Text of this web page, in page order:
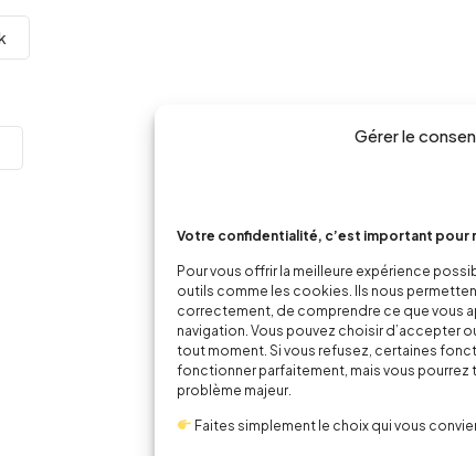
Gérer le
Votre confidentialité, c’est important pour
Pour vous offrir la meilleure expérience
outils comme les cookies. Ils nous
correctement, de comprendre ce que vous
navigation. Vous pouvez choisir d’accepter
tout moment. Si vous refusez, certaines
fonctionner parfaitement, mais vous pourrez
problème majeur.
Faites simplement le choix qui vous